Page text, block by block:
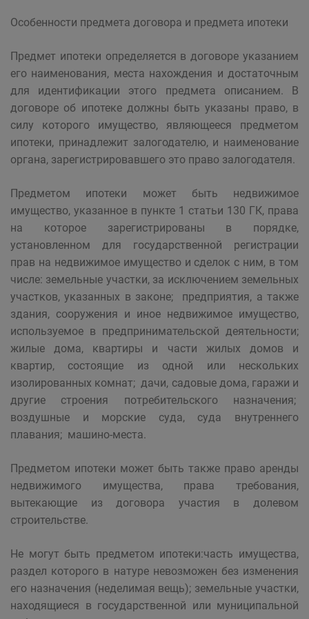
Особенности предмета договора и предмета ипотеки
Предмет ипотеки определяется в договоре указанием
его наименования, места нахождения и достаточным
для идентификации этого предмета описанием. В
договоре об ипотеке должны быть указаны право, в
силу которого имущество, являющееся предметом
ипотеки, принадлежит залогодателю, и наименование
органа, зарегистрировавшего это право залогодателя.
Предметом ипотеки может быть недвижимое
имущество, указанное в пункте 1 статьи 130 ГК, права
на которое зарегистрированы в порядке,
установленном для государственной регистрации
прав на недвижимое имущество и сделок с ним, в том
числе: земельные участки, за исключением земельных
участков, указанных в законе; предприятия, а также
здания, сооружения и иное недвижимое имущество,
используемое в предпринимательской деятельности;
жилые дома, квартиры и части жилых домов и
квартир, состоящие из одной или нескольких
изолированных комнат; дачи, садовые дома, гаражи и
другие строения потребительского назначения;
воздушные и морские суда, суда внутреннего
плавания; машино-места.
Предметом ипотеки может быть также право аренды
недвижимого имущества, права требования,
вытекающие из договора участия в долевом
строительстве.
Не могут быть предметом ипотеки:часть имущества,
раздел которого в натуре невозможен без изменения
его назначения (неделимая вещь); земельные участки,
находящиеся в государственной или муниципальной